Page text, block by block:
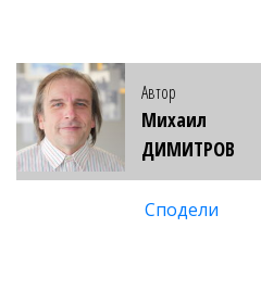
Автор
Михаил
ДИМИТРОВ
Сподели